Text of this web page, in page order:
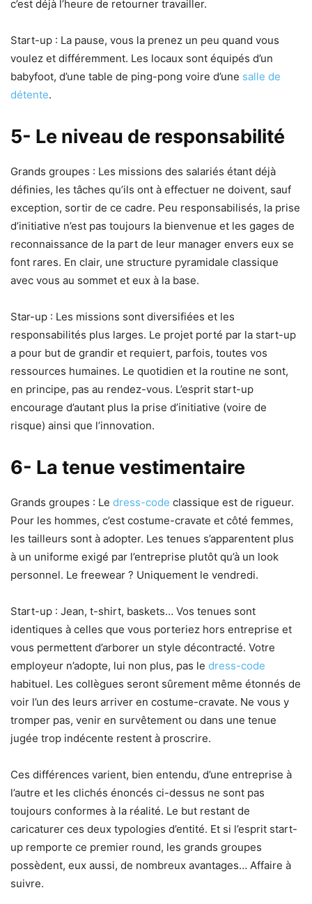
c’est déjà l’heure de retourner travailler.
Start-up : La pause, vous la prenez un peu quand vous
voulez et différemment. Les locaux sont équipés d’un
babyfoot, d’une table de ping-pong voire d’une salle de
détente.
5- Le niveau de responsabilité
Grands groupes : Les missions des salariés étant déjà
définies, les tâches qu’ils ont à effectuer ne doivent, sauf
exception, sortir de ce cadre. Peu responsabilisés, la prise
d’initiative n’est pas toujours la bienvenue et les gages de
reconnaissance de la part de leur manager envers eux se
font rares. En clair, une structure pyramidale classique
avec vous au sommet et eux à la base.
Star-up : Les missions sont diversifiées et les
responsabilités plus larges. Le projet porté par la start-up
a pour but de grandir et requiert, parfois, toutes vos
ressources humaines. Le quotidien et la routine ne sont,
en principe, pas au rendez-vous. L’esprit start-up
encourage d’autant plus la prise d’initiative (voire de
risque) ainsi que l’innovation.
6- La tenue vestimentaire
Grands groupes : Le dress-code classique est de rigueur.
Pour les hommes, c’est costume-cravate et côté femmes,
les tailleurs sont à adopter. Les tenues s’apparentent plus
à un uniforme exigé par l’entreprise plutôt qu’à un look
personnel. Le freewear ? Uniquement le vendredi.
Start-up : Jean, t-shirt, baskets… Vos tenues sont
identiques à celles que vous porteriez hors entreprise et
vous permettent d’arborer un style décontracté. Votre
employeur n’adopte, lui non plus, pas le dress-code
habituel. Les collègues seront sûrement même étonnés de
voir l’un des leurs arriver en costume-cravate. Ne vous y
tromper pas, venir en survêtement ou dans une tenue
jugée trop indécente restent à proscrire.
Ces différences varient, bien entendu, d’une entreprise à
l’autre et les clichés énoncés ci-dessus ne sont pas
toujours conformes à la réalité. Le but restant de
caricaturer ces deux typologies d’entité. Et si l’esprit start-
up remporte ce premier round, les grands groupes
possèdent, eux aussi, de nombreux avantages… Affaire à
suivre.